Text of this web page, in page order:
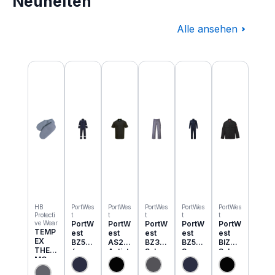
Alle ansehen
Produktgalerie überspringen
HB
Protecti
ve Wear
TEMP
EX
THER
MO
Einzie
PortWes
t
PortW
est
BZ50
6
Classi
c
PortWes
t
PortW
est
AS21
Antist
atik
ESD
PortWes
t
PortW
est
BZ31
Schw
eisser
Cargo
PortWes
t
PortW
est
BZ52
3
Bizwe
ld
PortWes
t
PortW
est
BIZ2
Schw
eisser
Jacke